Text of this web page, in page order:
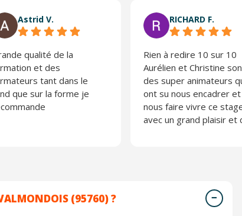
Astrid V.
qualité de la
et des
tant dans le
que sur la forme je
RICHARD F.
Rien à redire 10 sur 10
Aurélien et Christine
des super animateurs
ont su nous encadrer et
nous faire vivre ce
avec un grand plaisir et
(95760) ?